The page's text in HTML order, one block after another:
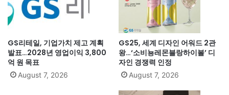
GS리테일, 기업가치 제고 계획
발표…2028년 영업이익 3,800
억 원 목표
August 7, 2026
GS25, 세계 디자인 어워드 2관
왕…‘소비뇽레몬블랑하이볼’ 디
자인 경쟁력 인정
August 7, 2026